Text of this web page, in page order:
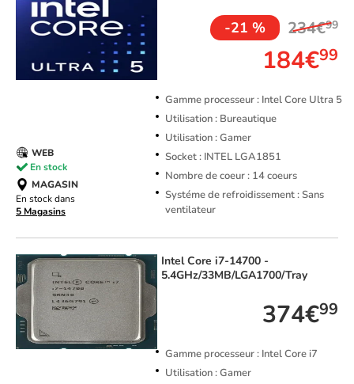
-21 % 234€99
184€99
Gamme processeur : Intel Core Ultra 5
Utilisation : Bureautique
Utilisation : Gamer
Socket : INTEL LGA1851
Nombre de coeur : 14 coeurs
Systéme de refroidissement : Sans
ventilateur
WEB
En stock
MAGASIN
En stock dans
5 Magasins
IntelCore i7-14700 -
5.4GHz/33MB/LGA1700/Tray
374€99
Gamme processeur : Intel Core i7
Utilisation : Gamer